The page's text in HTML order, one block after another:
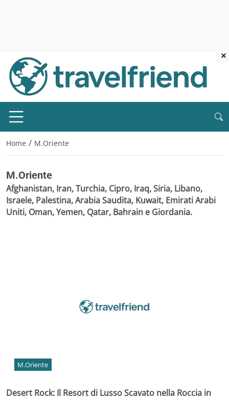
Home / M.Oriente
M.Oriente
Afghanistan, Iran, Turchia, Cipro, Iraq, Siria, Libano,
Israele, Palestina, Arabia Saudita, Kuwait, Emirati Arabi
Uniti, Oman, Yemen, Qatar, Bahrain e Giordania.
M.Oriente
Desert Rock: Il Resort di Lusso Scavato nella Roccia in
×